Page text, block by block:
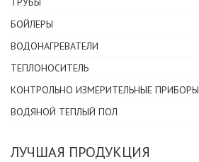
БОЙЛЕРЫ
ВОДОНАГРЕВАТЕЛИ
ТЕПЛОНОСИТЕЛЬ
КОНТРОЛЬНО ИЗМЕРИТЕЛЬНЫЕ ПРИБОРЫ
ВОДЯНОЙ ТЕПЛЫЙ ПОЛ
ЛУЧШАЯ ПРОДУКЦИЯ